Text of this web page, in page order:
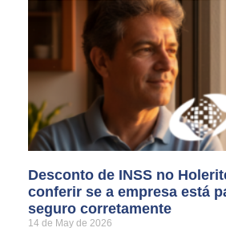
Desconto de INSS no
conferir se a empresa está
seguro corretamente
14 de May de 2026